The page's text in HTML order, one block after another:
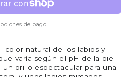
de pago
color natural de los labios y
varía según el pH de la piel.
un brillo espectacular para una